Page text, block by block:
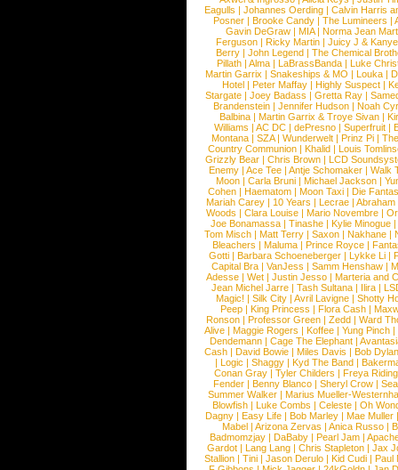
Eagulls |Johannes Oerding |Calvin Harris
Posner |Brooke Candy |The Lumineers |
Gavin DeGraw | MIA| Norma Jean
Ferguson | Ricky Martin | Juicy J &
Berry | John Legend | The Chemical
Pillath |Alma |LaBrassBanda |Luke
Martin Garrix | Snakeships & MO | Louka |
Hotel | Peter Maffay | Highly Suspect |
Stargate |Joey Badass |Gretta Ray |
Brandenstein |Jennifer Hudson |Noah
Balbina | Martin Garrix & Troye Sivan |
Williams |AC DC |dePresno |Superfruit |
Montana |SZA|Wunderwelt |Prinz Pi |
Country Communion | Khalid | Louis
Grizzly Bear | Chris Brown | LCD
Enemy | Ace Tee | Antje Schomaker | Walk
Moon |Carla Bruni |Michael Jackson |
Cohen |Haematom |Moon Taxi |Die
Mariah Carey | 10 Years | Lecrae | Abraham
Woods |Clara Louise |Mario Novembre |
Joe Bonamassa | Tinashe | Kylie Minogue |
Tom Misch |Matt Terry |Saxon |Nakhane |
Bleachers | Maluma | Prince Royce |
Gotti |Barbara Schoeneberger |Lykke Li |
Capital Bra |VanJess |Samm Henshaw |
Adesse |Wet |Justin Jesso |Marteria and
Jean Michel Jarre |Tash Sultana | Ilira |
Magic! | Silk City | Avril Lavigne | Shotty
Peep |King Princess |Flora Cash |
Ronson |Professor Green |Zedd |Ward
Alive |Maggie Rogers |Koffee |Yung Pinch |
Dendemann |Cage The Elephant |
Cash | David Bowie | Miles Davis | Bob Dylan
|Logic |Shaggy |Kyd The Band |
Conan Gray |Tyler Childers |Freya
Fender |Benny Blanco |Sheryl Crow |
Summer Walker |Marius Mueller-
Blowfish | Luke Combs | Celeste | Oh
Dagny |Easy Life |Bob Marley |Mae Muller
Mabel |Arizona Zervas |Anica Russo |
Badmomzjay |DaBaby |Pearl Jam |
Gardot | Lang Lang | Chris Stapleton | Jax
Stallion |Tini |Jason Derulo |Kid Cudi |Paul